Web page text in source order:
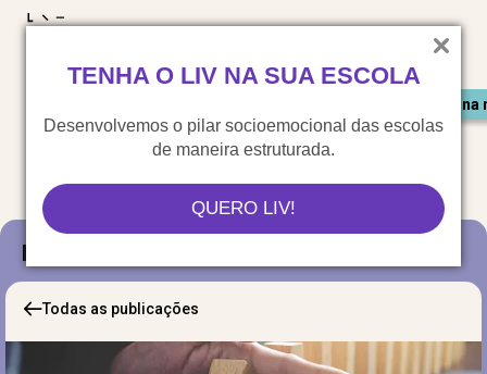
TENHA O LIV NA SUA ESCOLA
Desenvolvemos o pilar socioemocional das escolas
de maneira estruturada.
QUERO LIV!
Saiu
Blog
Todas as publicações